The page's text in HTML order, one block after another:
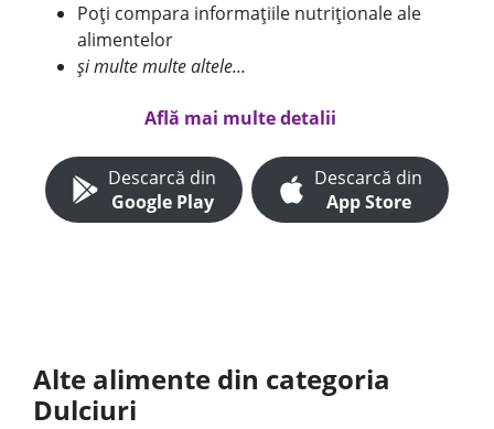
Poți compara informațiile nutriționale ale
alimentelor
și multe multe altele...
Află mai multe detalii
Descarcă din
Google Play
Descarcă din
App Store
Alte alimente din categoria
Dulciuri